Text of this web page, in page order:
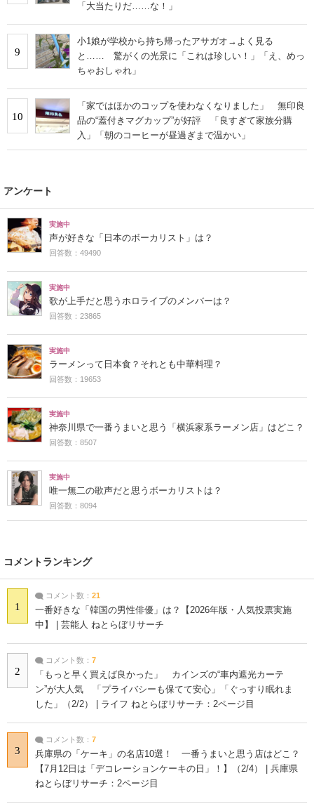
「大当たりだ……な！」
9
小1娘が学校から持ち帰ったアサガオ→よく見る
と…… 驚がくの光景に「これは珍しい！」「え、めっ
ちゃおしゃれ」
10
「家ではほかのコップを使わなくなりました」 無印良
品の“蓋付きマグカップ”が好評 「良すぎて家族分購
入」「朝のコーヒーが昼過ぎまで温かい」
アンケート
実施中
声が好きな「日本のボーカリスト」は？
回答数：49490
実施中
歌が上手だと思うホロライブのメンバーは？
回答数：23865
実施中
ラーメンって日本食？それとも中華料理？
回答数：19653
実施中
神奈川県で一番うまいと思う「横浜家系ラーメン店」はどこ？
回答数：8507
実施中
唯一無二の歌声だと思うボーカリストは？
回答数：8094
コメントランキング
1
コメント数： 21
一番好きな「韓国の男性俳優」は？【2026年版・人気投票実施
中】 | 芸能人 ねとらぼリサーチ
2
コメント数： 7
「もっと早く買えば良かった」 カインズの“車内遮光カーテ
ン”が大人気 「プライバシーも保てて安心」「ぐっすり眠れま
した」（2/2） | ライフ ねとらぼリサーチ：2ページ目
3
コメント数： 7
兵庫県の「ケーキ」の名店10選！ 一番うまいと思う店はどこ？
【7月12日は「デコレーションケーキの日」！】（2/4） | 兵庫県
ねとらぼリサーチ：2ページ目